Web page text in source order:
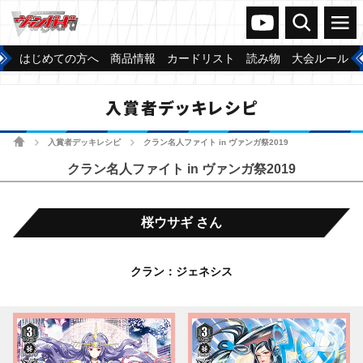
ヴァンガードch
検索 メニュー
はじめての方へ 商品情報 カードリスト 読み物 大会ルール
入賞者デッキレシピ
ホーム 入賞者デッキレシピ クラン名人ファイト in ヴァンガ祭2019
クラン名人ファイト in ヴァンガ祭2019
桜ウサギ さん
クラン：ジェネシス